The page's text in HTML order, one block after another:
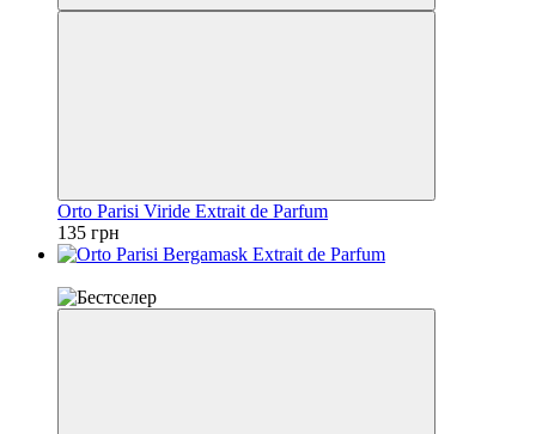
Orto Parisi Viride Extrait de Parfum
135 грн